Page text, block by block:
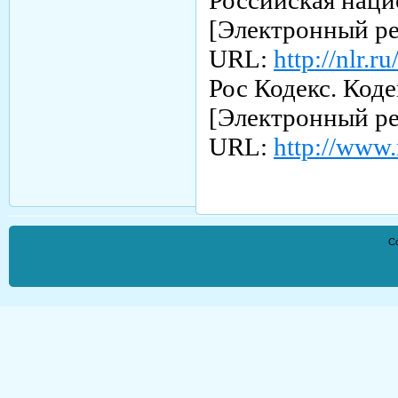
[Электронный
URL: http://
Рос Кодекс.
[Электронный
URL: http://